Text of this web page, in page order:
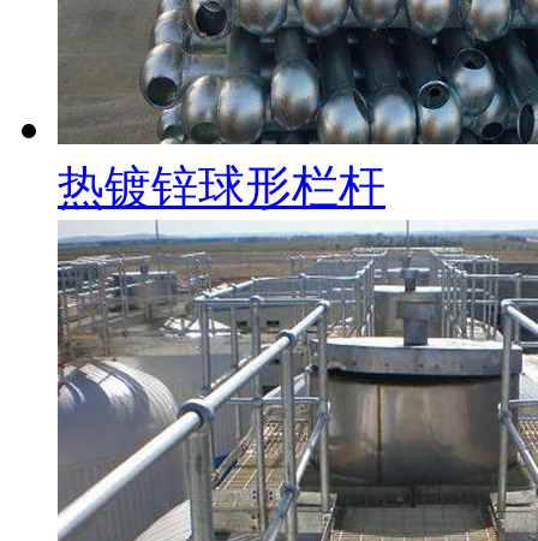
热镀锌球形栏杆